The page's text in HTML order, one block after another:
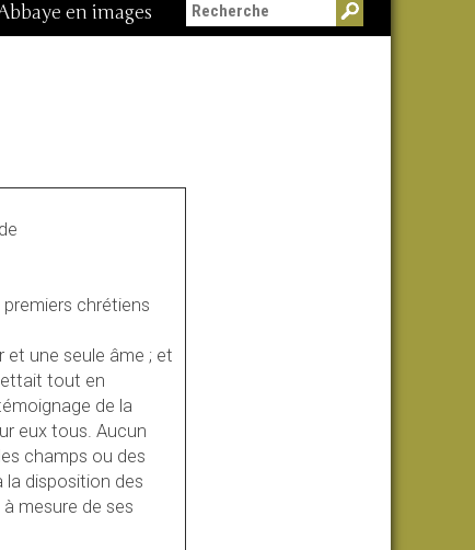
en images
chrétiens
une seule âme ; et
tout en
de la
eux tous. Aucun
champs ou des
la disposition des
mesure de ses